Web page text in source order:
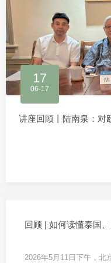
17
06-17
讲座回顾丨陆南泉：对
回顾 | 如何读懂泰国
2026年5月11日下午，北